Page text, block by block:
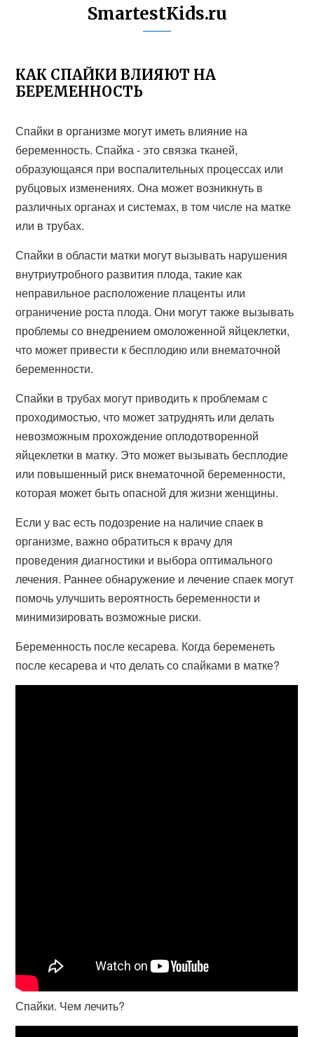
SmartestKids.ru
КАК СПАЙКИ ВЛИЯЮТ НА
БЕРЕМЕННОСТЬ
Спайки в организме могут иметь влияние на
беременность. Спайка - это связка тканей,
образующаяся при воспалительных процессах или
рубцовых изменениях. Она может возникнуть в
различных органах и системах, в том числе на матке
или в трубах.
Спайки в области матки могут вызывать нарушения
внутриутробного развития плода, такие как
неправильное расположение плаценты или
ограничение роста плода. Они могут также вызывать
проблемы со внедрением омоложенной яйцеклетки,
что может привести к бесплодию или внематочной
беременности.
Спайки в трубах могут приводить к проблемам с
проходимостью, что может затруднять или делать
невозможным прохождение оплодотворенной
яйцеклетки в матку. Это может вызывать бесплодие
или повышенный риск внематочной беременности,
которая может быть опасной для жизни женщины.
Если у вас есть подозрение на наличие спаек в
организме, важно обратиться к врачу для
проведения диагностики и выбора оптимального
лечения. Раннее обнаружение и лечение спаек могут
помочь улучшить вероятность беременности и
минимизировать возможные риски.
Беременность после кесарева. Когда беременеть
после кесарева и что делать со спайками в матке?
Спайки. Чем лечить?